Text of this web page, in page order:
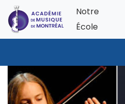
Notre
École